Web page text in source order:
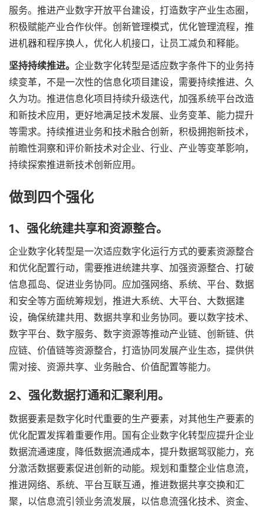
服务。推进产业数字开放平台建设，打造数字产业生态圈，
积极赋能产业合作伙伴。创新管理模式，优化管理流程，推
进机器和程序换人，优化人机接口，让员工减负和释能。
坚持持续推进。 企业数字化转型是适应数字条件下的业务持
续变革，不是一次性的信息化项目建设，需要持续推进、久
久为功。推进信息化项目持续升级迭代，加强系统平台改造
和新技术应用，更好地满足技术发展、业务变革、能力提升
等需求。持续推进业务和技术融合创新，积极拥抱新技术，
前瞻性洞察和评价新技术对企业、行业、产业等变革影响，
持续探索推进新技术创新应用。
做到四个强化
1、强化统建共享和资源整合。
企业数字化转型是一次适应数字化运行方式的要素资源整合
和优化配置行动，需要推进统建共享、加强资源整合、打破
信息孤岛、促进业务协同。应加强网络、系统、平台、数据
和安全等方面统筹规划，推进大系统、大平台、大数据建
设，确保统建共用、数据共享和业务协同。要以数字技术、
数字平台、数字服务、数字资源等推动产业链、创新链、供
应链、价值链等资源整合，打造协同发展产业生态，提供供
需对接、资源共享、业务融合、价值配置等能力。
2、强化数据打通和汇聚利用。
数据要素是数字化时代重要的生产要素，对其他生产要素的
优化配置发挥着重要作用。国有企业数字化转型应提升企业
数据流通速度，降低数据流通成本，提升数据驾驭能力，充
分激活数据要素促进创新的动能。规划和重整企业信息流，
推进网络、系统、平台互联互通，推进数据共享交换和汇
聚，以信息流引领业务流发展，以信息流强化技术、资金、